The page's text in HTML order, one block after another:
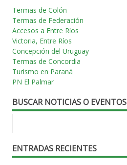
Termas de Colón
Termas de Federación
Accesos a Entre Ríos
Victoria, Entre Ríos
Concepción del Uruguay
Termas de Concordia
Turismo en Paraná
PN El Palmar
BUSCAR NOTICIAS O EVENTOS
ENTRADAS RECIENTES